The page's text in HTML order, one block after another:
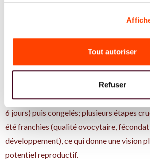
Tout autoriser
Refuser
congélation d’embryons peut être plus
Techniquement, le protocole est identique à
vitrification d’ovocytes (stimulation,
congeler les ovocytes, ils sont fécondés
un sperme (donneur ou partenaire).
Les embryons sont cultivés jusqu’au
6 jours) puis congelés; plusieurs étapes
été franchies (qualité ovocytaire,
développement), ce qui donne une vision
potentiel reproductif.